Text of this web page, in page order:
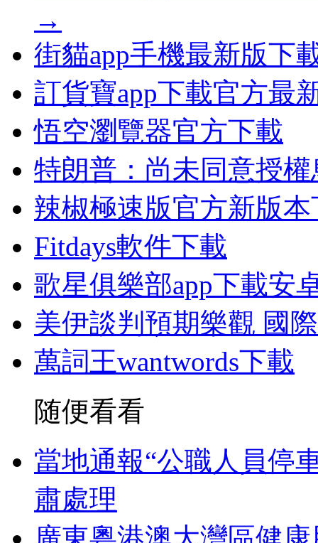
→
街貓app手機最新版下
訂貨寶app下載官方最
悟空瀏覽器官方下載
特朗普：尚未同意授
辣椒極速版官方新版本
Fitdays軟件下載
歌星俱樂部app下載安
美伊談判預期樂觀 國
萬詞王wantwords下載
随便看看
當地通報“公職人員停
肅處理